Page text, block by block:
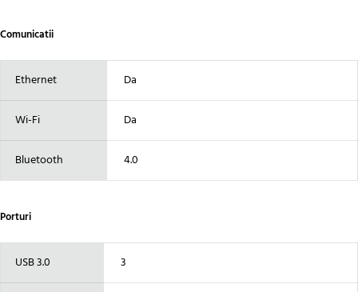
Comunicatii
Ethernet Da
Wi-Fi Da
Bluetooth 4.0
Porturi
USB 3.0 3